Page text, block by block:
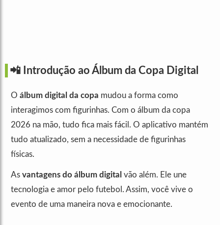
📲 Introdução ao Álbum da Copa Digital
O álbum digital da copa mudou a forma como
interagimos com figurinhas. Com o álbum da copa
2026 na mão, tudo fica mais fácil. O aplicativo mantém
tudo atualizado, sem a necessidade de figurinhas
físicas.
As vantagens do álbum digital vão além. Ele une
tecnologia e amor pelo futebol. Assim, você vive o
evento de uma maneira nova e emocionante.